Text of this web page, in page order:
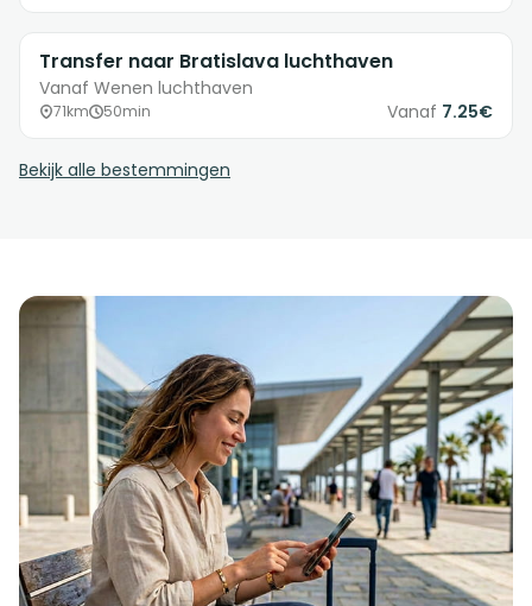
Transfer naar Bratislava luchthaven
Vanaf Wenen luchthaven
71km 50min Vanaf 7.25€
Bekijk alle bestemmingen